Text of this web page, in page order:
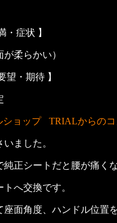
・症状 】
柔らかい）
望・期待 】
ョップ TRIALからの
ました。
純正シートだと腰が痛く
へ交換です。
座面角度、ハンドル位置